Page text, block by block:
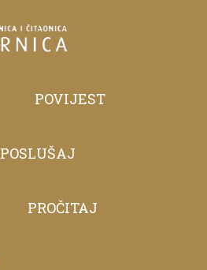
POVIJEST
POSLUŠAJ
PROČITAJ